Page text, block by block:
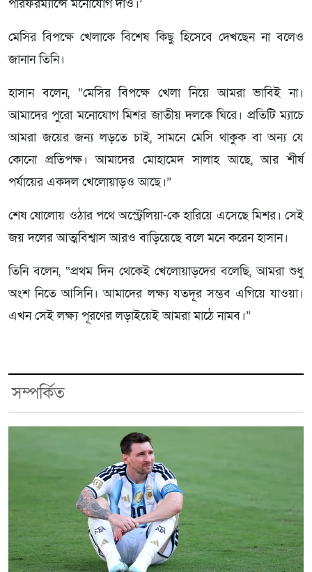
পারফরম্যান্সে মনোযোগ দাও।’
মেসির বিপক্ষে খেলাকে বিশেষ কিছু হিসেবে দেখছেন না বলেও
জানান তিনি।
হাসান বলেন, “মেসির বিপক্ষে খেলা নিয়ে আমরা ভাবিই না।
আমাদের পুরো মনোযোগ মিশর জাতীয় দলকে ঘিরে। প্রতিটি ম্যাচে
আমরা জয়ের জন্য লড়তে চাই, সামনে মেসি থাকুক বা অন্য যে
কোনো প্রতিপক্ষ। আমাদের মোহামেদ সালাহ আছে, আর শীর্ষ
পর্যায়ের একদল খেলোয়াড়ও আছে।”
শেষ ষোলোয় ওঠার পথে অস্ট্রেলিয়া-কে হারিয়ে এসেছে মিশর। সেই
জয় দলের আত্মবিশ্বাস আরও বাড়িয়েছে বলে মনে করেন হাসান।
তিনি বলেন, “প্রথম দিন থেকেই খেলোয়াড়দের বলেছি, আমরা শুধু
অংশ নিতে আসিনি। আমাদের লক্ষ্য যতদূর সম্ভব এগিয়ে যাওয়া।
এখন সেই লক্ষ্য পূরণের লড়াইয়েই আমরা মাঠে নামব।”
সম্পর্কিত